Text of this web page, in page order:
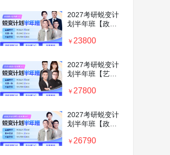
2027考研蜕变计
划半年班【政治
业课1v1】
￥ 23800
2027考研蜕变计
划半年班【艺术
业课1v1】
￥ 27800
2027考研蜕变计
划半年班【政治
训营+专业课
￥ 26790